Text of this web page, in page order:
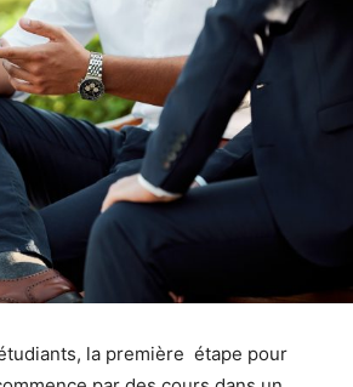
la première étape pour